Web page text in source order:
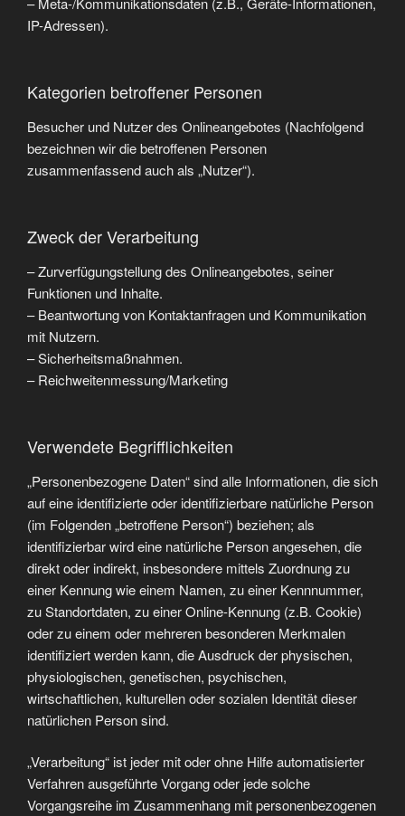
IP-Adressen).
Kategorien betroffener Personen
Besucher und Nutzer des Onlineangebotes (Nachfolgend
bezeichnen wir die betroffenen Personen
zusammenfassend auch als „Nutzer“).
Zweck der Verarbeitung
– Zurverfügungstellung des Onlineangebotes, seiner
Funktionen und Inhalte.
– Beantwortung von Kontaktanfragen und Kommunikation
mit Nutzern.
– Sicherheitsmaßnahmen.
– Reichweitenmessung/Marketing
Verwendete Begrifflichkeiten
„Personenbezogene Daten“ sind alle Informationen, die sich
auf eine identifizierte oder identifizierbare natürliche Person
(im Folgenden „betroffene Person“) beziehen; als
identifizierbar wird eine natürliche Person angesehen, die
direkt oder indirekt, insbesondere mittels Zuordnung zu
einer Kennung wie einem Namen, zu einer Kennnummer,
zu Standortdaten, zu einer Online-Kennung (z.B. Cookie)
oder zu einem oder mehreren besonderen Merkmalen
identifiziert werden kann, die Ausdruck der physischen,
physiologischen, genetischen, psychischen,
wirtschaftlichen, kulturellen oder sozialen Identität dieser
natürlichen Person sind.
„Verarbeitung“ ist jeder mit oder ohne Hilfe automatisierter
Verfahren ausgeführte Vorgang oder jede solche
Vorgangsreihe im Zusammenhang mit personenbezogenen